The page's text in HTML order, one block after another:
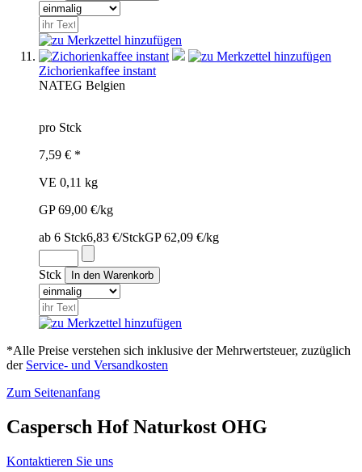
Zichorienkaffee instant
NATEG Belgien
pro Stck
7,59 € *
VE 0,11 kg
GP 69,00 €/kg
ab 6 Stck6,83 €/StckGP 62,09 €/kg
Stck
*Alle Preise verstehen sich inklusive der Mehrwertsteuer, zuzüglich
der Service- und Versandkosten
Zum Seitenanfang
Caspersch Hof Naturkost OHG
Kontaktieren Sie uns